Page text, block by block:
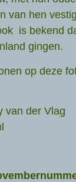
van hen
is bekend
gingen.
op deze
van der Vlag